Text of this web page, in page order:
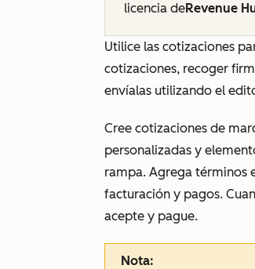
licencia deRevenue
Utilice las cotizaciones
cotizaciones, recoger
envíalas utilizando el
Cree cotizaciones de
personalizadas y
rampa. Agrega términos
facturación y pagos.
acepte y pague.
Nota: